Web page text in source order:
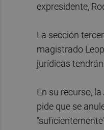
expresidente,
La sección
magistrado
jurídicas
En su recurso, la
pide que se